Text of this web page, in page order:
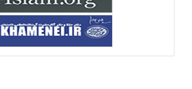
Palma sui martiri Qassem
Mahdi Al-Muhandis
Video del discorso tenuto
Palma in ...